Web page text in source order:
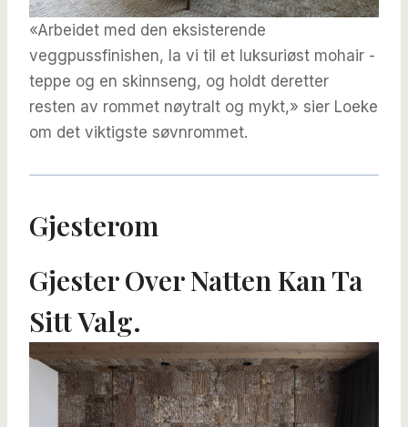
«Arbeidet med den eksisterende
veggpussfinishen, la vi til et luksuriøst mohair -
teppe og en skinnseng, og holdt deretter
resten av rommet nøytralt og mykt,» sier Loeke
om det viktigste søvnrommet.
Gjesterom
Gjester Over Natten Kan Ta
Sitt Valg.